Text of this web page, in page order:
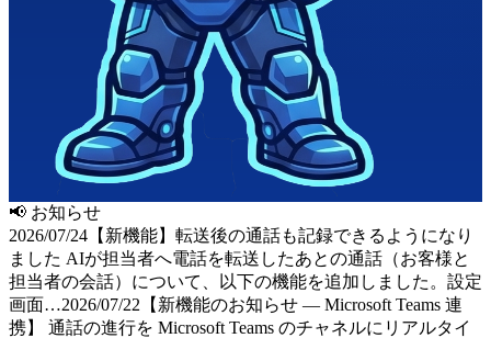
📢 お知らせ
2026/07/24 【新機能】転送後の通話も記録できるようになり
ました AIが担当者へ電話を転送したあとの通話（お客様と
担当者の会話）について、以下の機能を追加しました。設定
画面…2026/07/22 【新機能のお知らせ — Microsoft Teams 連
携】 通話の進行を Microsoft Teams のチャネルにリアルタイ